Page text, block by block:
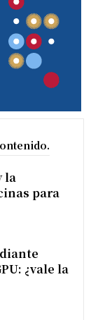
la
para
¿vale la